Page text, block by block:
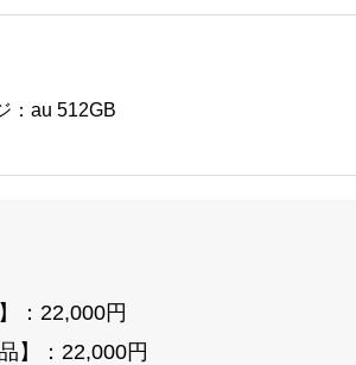
：au 512GB
：22,000円
】：22,000円